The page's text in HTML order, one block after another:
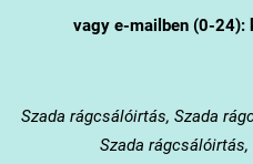
vagy e-mailben (0-24):
Szada rágcsálóirtás, Szada
Szada